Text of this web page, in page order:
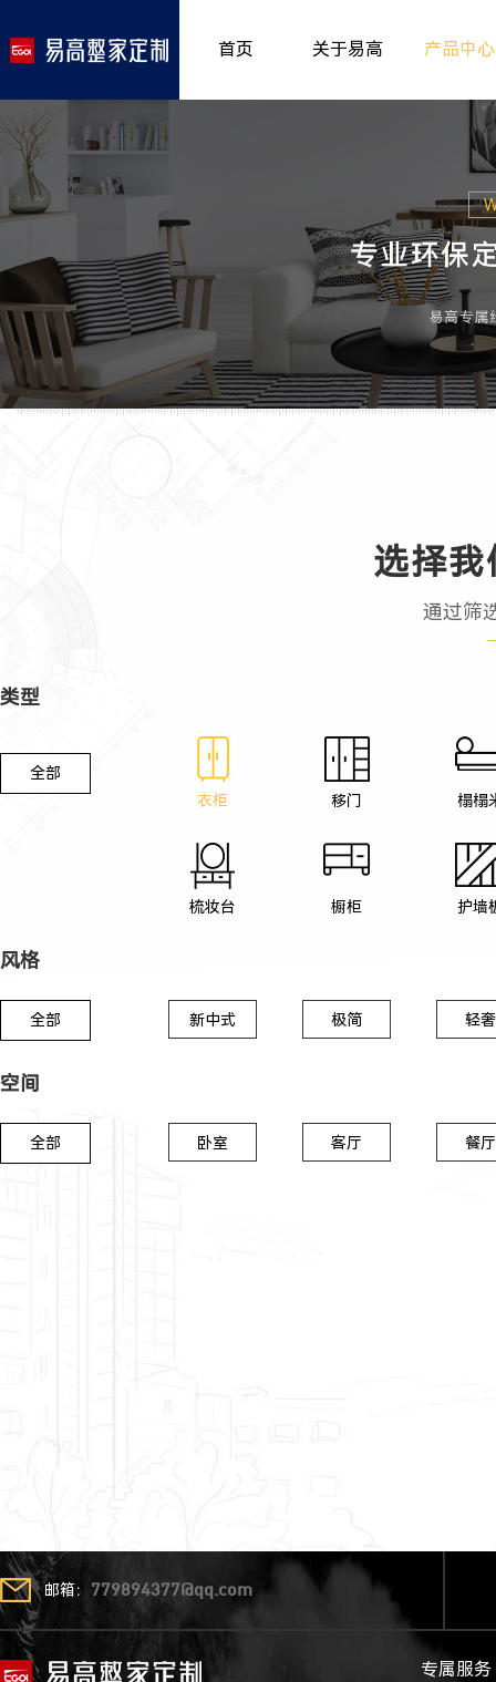
首页 关于易高
>
专卖形象 >
产品中心
室内非
儿童房
厨房空
餐厅空
客厅空
卧室空
木门系
选择
通过筛
类型
全部
衣柜
移门 榻榻
梳妆台 橱柜 护墙
风格
全部 新中式 极简 轻奢
空间
全部 卧室 客厅 餐厅
邮箱： 779894377@qq.com
专属服务